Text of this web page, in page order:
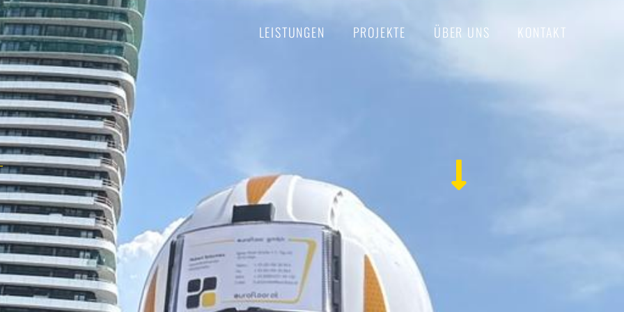
LEISTUNGEN PROJEKTE ÜBER UNS KONTAKT